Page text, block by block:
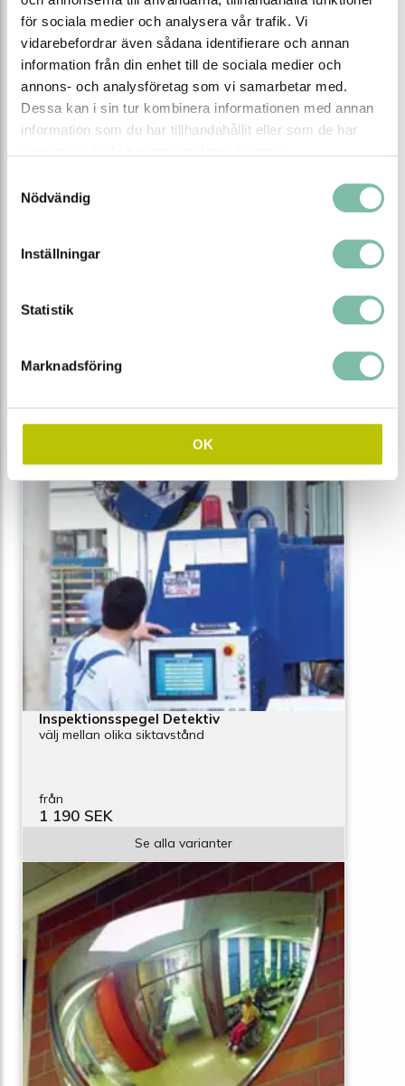
för sociala medier och analysera vår trafik. Vi
vidarebefordrar även sådana identifierare och annan
information från din enhet till de sociala medier och
annons- och analysföretag som vi samarbetar med.
Dessa kan i sin tur kombinera informationen med annan
information som du har tillhandahållit eller som de har
Nödvändig
Inställningar
Statistik
Marknadsföring
OK
välj mellan olika siktavstånd
från
Relaterade produkter
Inspektionsspegel Detektiv
välj mellan olika siktavstånd
från
1 190 SEK
Se alla varianter